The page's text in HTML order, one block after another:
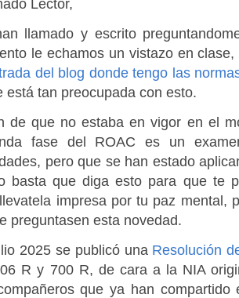
Lector,
llamado y escrito
le echamos un vistazo en
del blog donde tengo las
está tan preocupada con esto.
de que no estaba en vigor en el
fase del ROAC es un
pero que se han estado
basta que diga esto para que te
impresa por tu paz mental,
preguntasen esta novedad.
2025 se publicó una Resolución
R y 700 R, de cara a la NIA
que ya han